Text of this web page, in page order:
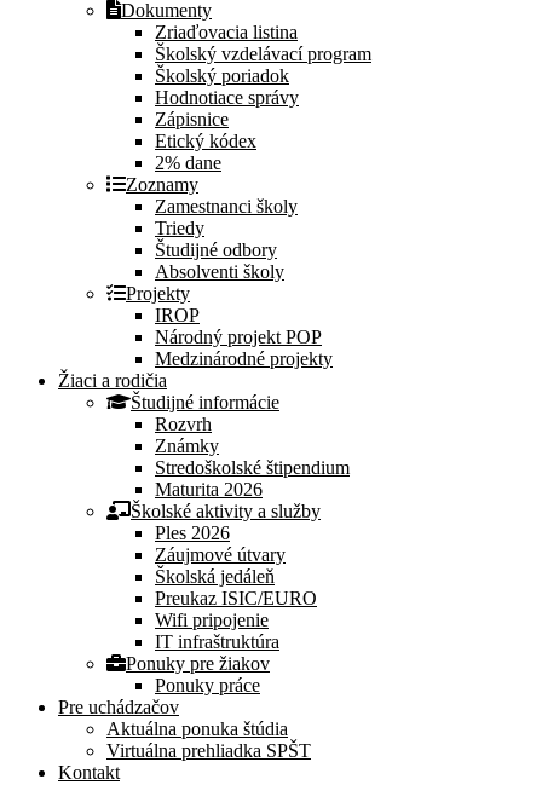
Dokumenty
Zriaďovacia listina
Školský vzdelávací program
Školský poriadok
Hodnotiace správy
Zápisnice
Etický kódex
2% dane
Zoznamy
Zamestnanci školy
Triedy
Študijné odbory
Absolventi školy
Projekty
IROP
Národný projekt POP
Medzinárodné projekty
Žiaci a rodičia
Študijné informácie
Rozvrh
Známky
Stredoškolské štipendium
Maturita 2026
Školské aktivity a služby
Ples 2026
Záujmové útvary
Školská jedáleň
Preukaz ISIC/EURO
Wifi pripojenie
IT infraštruktúra
Ponuky pre žiakov
Ponuky práce
Pre uchádzačov
Aktuálna ponuka štúdia
Virtuálna prehliadka SPŠT
Kontakt